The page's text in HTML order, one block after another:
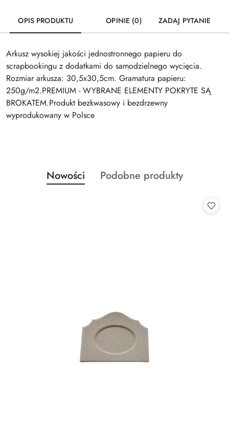
OPIS PRODUKTU OPINIE (0) ZADAJ PYTANIE
Arkusz wysokiej jakości jednostronnego papieru do
scrapbookingu z dodatkami do samodzielnego wycięcia.
Rozmiar arkusza: 30,5x30,5cm. Gramatura papieru:
250g/m2.PREMIUM - WYBRANE ELEMENTY POKRYTE SĄ
BROKATEM.Produkt bezkwasowy i bezdrzewny
wyprodukowany w Polsce
Pomiń karuzelę produktów
Produkty
o
Nowości
Produkty
Podobne produkty